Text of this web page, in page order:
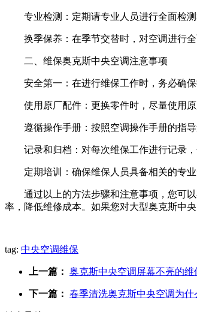
专业检测：定期请专业人员进行全面检测
换季保养：在季节交替时，对空调进行全
二、维保奥克斯中央空调注意事项
安全第一：在进行维保工作时，务必确保
使用原厂配件：更换零件时，尽量使用原
遵循操作手册：按照空调操作手册的指导
记录和归档：对每次维保工作进行记录，
定期培训：确保维保人员具备相关的专业
通过以上的方法步骤和注意事项，您可以
率，降低维修成本。如果您对大型奥克斯中
tag: 中央空调维保
上一篇： 奥克斯中央空调屏幕不亮的维
下一篇： 春季清洗奥克斯中央空调为什